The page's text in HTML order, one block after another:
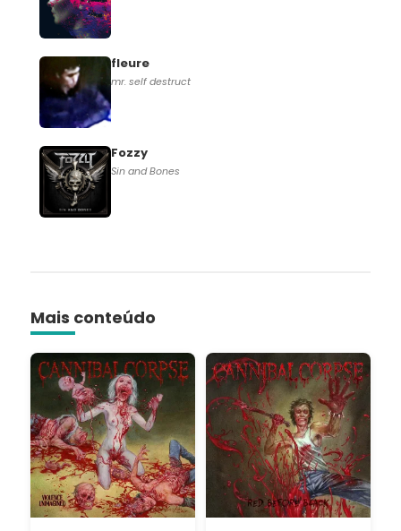
fleure
mr. self destruct
Fozzy
Sin and Bones
Mais conteúdo